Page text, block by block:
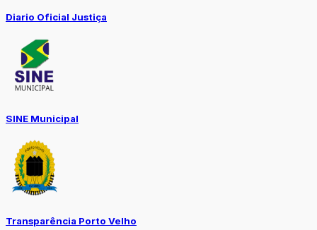
Diario Oficial Justiça
SINE Municipal
Transparência Porto Velho